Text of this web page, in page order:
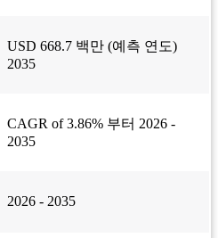
USD 668.7 백만 (예측 연도)
2035
CAGR of 3.86% 부터 2026 -
2035
2026 - 2035